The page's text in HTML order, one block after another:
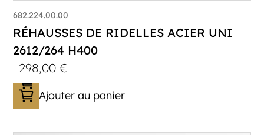
682.224.00.00
RÉHAUSSES DE RIDELLES ACIER UNI
2612/264 H400
298,00€
Ajouter au panier